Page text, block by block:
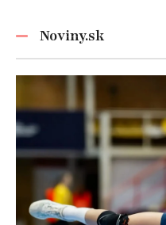
Noviny.sk